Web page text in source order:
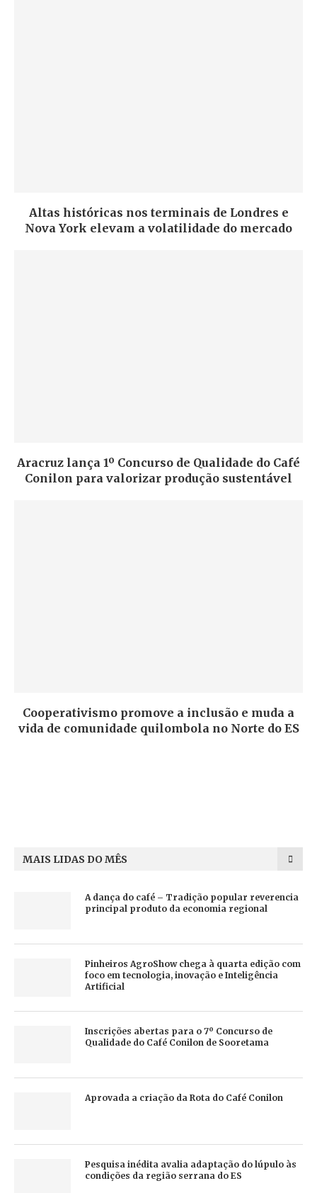
Altas históricas nos terminais de Londres e
Nova York elevam a volatilidade do mercado
Aracruz lança 1º Concurso de Qualidade do Café
Conilon para valorizar produção sustentável
Cooperativismo promove a inclusão e muda a
vida de comunidade quilombola no Norte do ES
MAIS LIDAS DO MÊS
A dança do café – Tradição popular reverencia
principal produto da economia regional
Pinheiros AgroShow chega à quarta edição com
foco em tecnologia, inovação e Inteligência
Artificial
Inscrições abertas para o 7º Concurso de
Qualidade do Café Conilon de Sooretama
Aprovada a criação da Rota do Café Conilon
Pesquisa inédita avalia adaptação do lúpulo às
condições da região serrana do ES